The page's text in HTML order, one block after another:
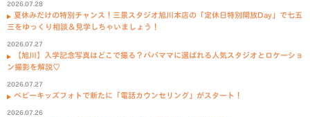
2026.07.28
夏休みだけの特別チャンス！三景スタジオ旭川本店の「定休日特別開放Day」で七五
三をゆっくり相談＆見学しちゃいましょう！
2026.07.27
【旭川】入学記念写真はどこで撮る？パパママに選ばれる人気スタジオとロケーショ
ン撮影を解説♡
2026.07.27
ベビーキッズフォトで新たに「電話カウンセリング」がスタート！
2026.07.26